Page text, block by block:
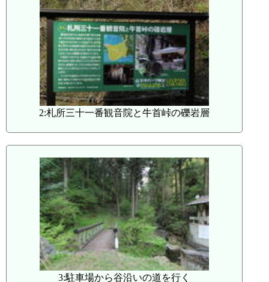
2:札所三十一番観音院と牛首峠の礫岩層
3:駐車場から谷沿いの道を行く